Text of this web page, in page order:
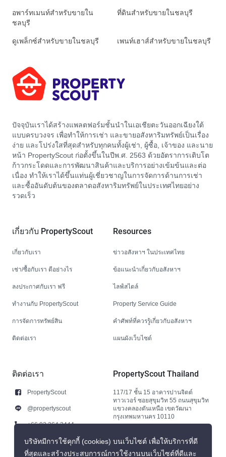
อพาร์ทเมนท์สำหรับขายใน
ชลบุรี
ที่ดินสำหรับขายในชลบุรี
ดูเพล็กซ์สำหรับขายในชลบุรี เพนท์เฮาส์สำหรับขายในชลบุรี
ปัจจุบันเราได้สร้างแพลตฟอร์มชั้นนำในเอเชียตะวันออกเฉียงใต้
แบบครบวงจร เพื่อทำให้การเช่า และขายอสังหาริมทรัพย์เป็นเรื่อง
ง่าย และโปร่งใสที่สุดสำหรับทุกคนทั้งผู้เช่า, ผู้ซื้อ, เจ้าของ และนาย
หน้า PropertyScout ก่อตั้งขึ้นในปีพ.ศ. 2563 ด้วยอัตราการเติบโต
ก้าวกระโดดและการพัฒนาสินค้าและบริการอย่างเข้มข้นและต่อ
เนื่อง ทำให้เราได้ขึ้นแท่นผู้เชี่ยวชาญในการจัดการด้านการเช่า
และซื้ออันดับต้นของตลาดอสังหาริมทรัพย์ในประเทศไทยอย่าง
รวดเร็ว
เกี่ยวกับ PropertyScout
เกี่ยวกับเรา
เช่า/ซื้อกับเรา ดีอย่างไร
ลงประกาศกับเรา ฟรี
ทำงานกับ PropertyScout
การจัดการทรัพย์สิน
ติดต่อเรา
Resources
ข่าวอสังหาฯ ในประเทศไทย
ข้อแนะนำเกี่ยวกับอสังหาฯ
ไลฟ์สไตล์
Property Service Guide
คำศัพท์ที่ควรรู้เกี่ยวกับอสังหาฯ
แผนผังเว็บไซต์
ติดต่อเรา
PropertyScout
@propertyscout
+66 92 264 3444
+66 92 264 3444
PropertyScout Thailand
117/17 ชั้น 15 อาคารปานจิตต์
ทาวเวอร์ ซอยสุขุมวิท 55 ถนนสุขุมวิท
แขวงคลองตันเหนือ เขตวัฒนา
กรุงเทพมหานคร 10110
บริษัทมีการใช้คุกกี้ (cookies) บนเว็บไซต์ เพื่อให้บริการที่ดี
ที่สุดและสร้างประสบการณ์การใช้งานบนเว็บไซต์ที่ดีและ